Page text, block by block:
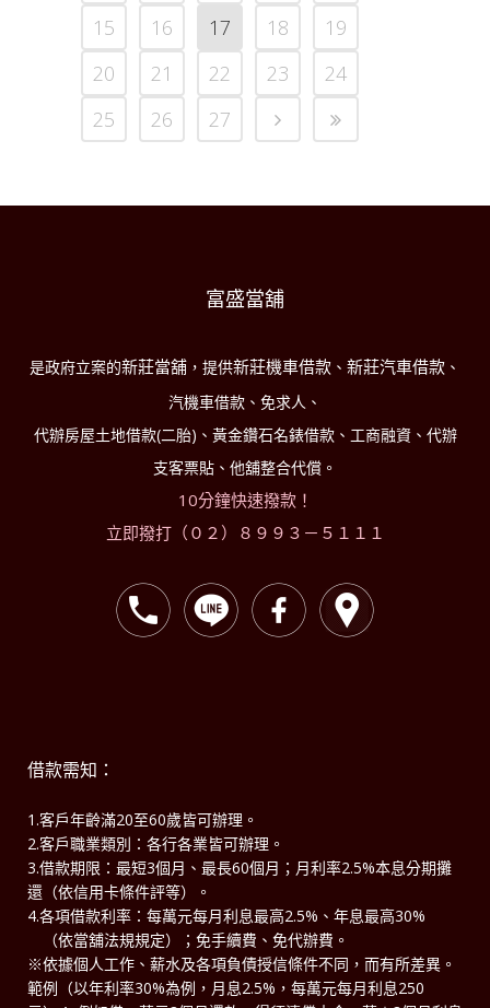
15
16 17 18
19
20
21 22 23
24
25
26 27
富盛當舖
是政府立案的新莊當舖 ，提供新莊機車借款 、 新莊汽車借款 、
汽機車借款、免求人、
代辦房屋土地借款(二胎)、黃金鑽石名錶借款、工商融資、代辦
支客票貼、他舖整合代償。
10分鐘快速撥款！
立即撥打（０２）８９９３－５１１１
借款需知：
1.客戶年齡滿20至60歲皆可辦理。
2.客戶職業類別：各行各業皆可辦理。
3.借款期限：最短3個月、最長60個月；月利率2.5%本息分期攤
還（依信用卡條件評等）。
4.各項借款利率：每萬元每月利息最高2.5%、年息最高30%
（依當舖法規規定）；免手續費、免代辦費。
※依據個人工作、薪水及各項負債授信條件不同，而有所差異。
範例（以年利率30%為例，月息2.5%，每萬元每月利息250